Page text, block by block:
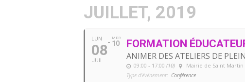
JUILLET, 2019
LUN
08
JUIL
MER
10 FORMATION
ANIMER DES ATELIERS DE
09:00 - 17:00 (10)
Mairie de Saint Martin
Type d'événement: Conférence